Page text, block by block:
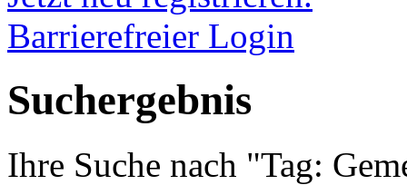
Barrierefreier Login
Suchergebnis
Ihre Suche nach "Tag: